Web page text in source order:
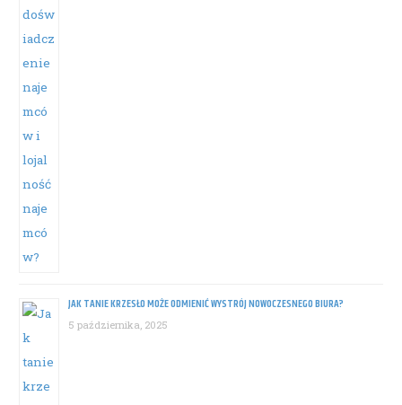
JAK TANIE KRZESŁO MOŻE ODMIENIĆ WYSTRÓJ NOWOCZESNEGO BIURA?
5 października, 2025